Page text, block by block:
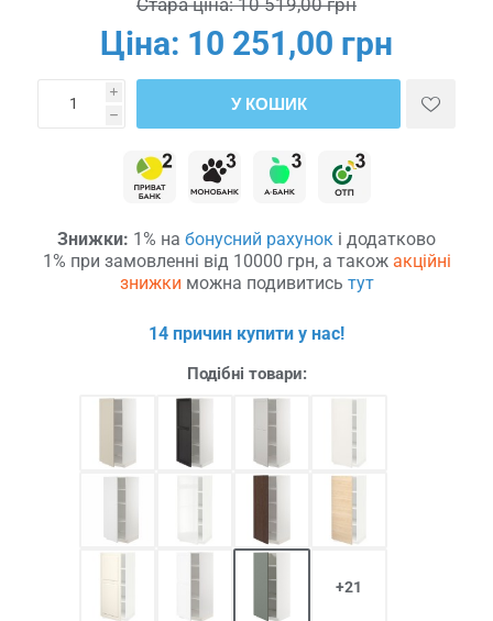
Стара ціна: 10 519,00 грн
Ціна: 10 251,00 грн
i
h
У КОШИК
Знижки: 1% на бонусний рахунок і додатково
1% при замовленні від 10000 грн, а також акційні
знижки можна подивитись тут
14 причин купити у нас!
Подібні товари:
+21